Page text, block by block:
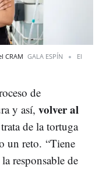
CRAM GALA ESPÍN
El
de
y así, volver al
de la tortuga
un reto. “Tiene
responsable de